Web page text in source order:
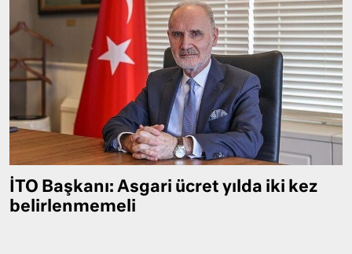
İTO Başkanı: Asgari ücret yılda iki kez
belirlenmemeli